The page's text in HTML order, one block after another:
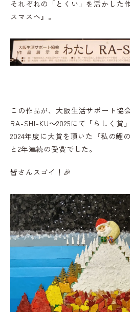
それぞれの「とくい」を活かした
スマスヘ』。
この作品が、大阪生活サポート協
RA-SHI-KU～2025にて「らしく賞
2024年度に大賞を頂いた『私の鯉
と2年連続の受賞でした。
皆さんスゴイ！🎉